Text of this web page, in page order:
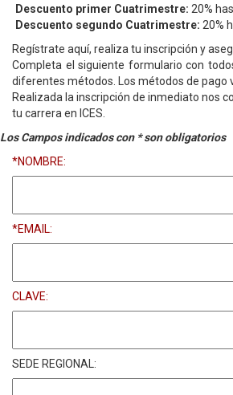
Descuento primer Cuatrimestre: 20%
Descuento segundo Cuatrimestre: 20%
Regístrate aquí, realiza tu inscripción y
Completa el siguiente formulario con
diferentes métodos. Los métodos de pago
Realizada la inscripción de inmediato nos
tu carrera en ICES.
Los Campos indicados con * son obligatorios
*NOMBRE:
*EMAIL:
CLAVE:
SEDE REGIONAL: